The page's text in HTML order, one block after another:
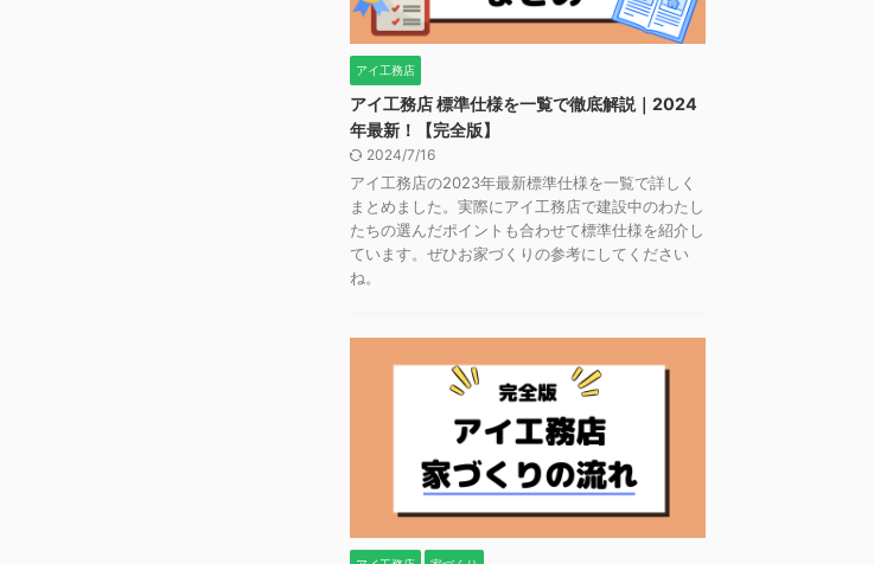
アイ工務店
アイ工務店 標準仕様を一覧で徹底解説｜2024
年最新！【完全版】
2024/7/16
アイ工務店の2023年最新標準仕様を一覧で詳しく
まとめました。実際にアイ工務店で建設中のわたし
たちの選んだポイントも合わせて標準仕様を紹介し
ています。ぜひお家づくりの参考にしてください
ね。